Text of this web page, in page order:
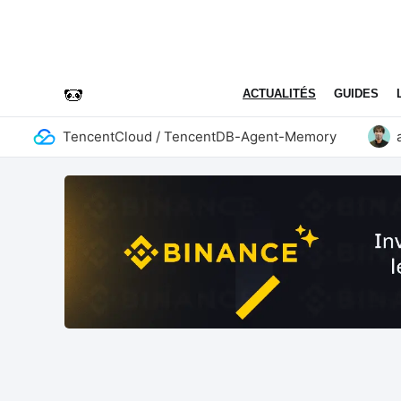
ACTUALITÉS GUIDES
TencentCloud / TencentDB-Agent-Memory